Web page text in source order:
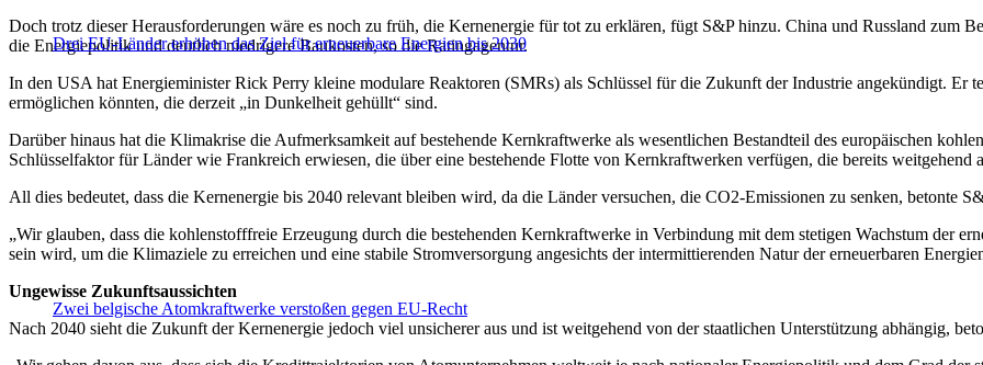
Drei EU-Länder erhöhen das Ziel für erneuerbare Energien bis 2030
Doch trotz dieser Herausforderungen wäre es noch zu früh, die Kernenergie für tot zu erklären, fügt S&P hinzu. China und Russland zum
die Energiepolitik und deutlich niedrigere Baukosten, so die Ratingagentur.
In den USA hat Energieminister Rick Perry kleine modulare Reaktoren (SMRs) als Schlüssel für die Zukunft der Industrie angekündigt. Er
ermöglichen könnten, die derzeit „in Dunkelheit gehüllt“ sind.
Darüber hinaus hat die Klimakrise die Aufmerksamkeit auf bestehende Kernkraftwerke als wesentlichen Bestandteil des europäischen
Schlüsselfaktor für Länder wie Frankreich erwiesen, die über eine bestehende Flotte von Kernkraftwerken verfügen, die bereits weitgehend
All dies bedeutet, dass die Kernenergie bis 2040 relevant bleiben wird, da die Länder versuchen, die CO2-Emissionen zu senken, betonte
„Wir glauben, dass die kohlenstofffreie Erzeugung durch die bestehenden Kernkraftwerke in Verbindung mit dem stetigen Wachstum der
sein wird, um die Klimaziele zu erreichen und eine stabile Stromversorgung angesichts der intermittierenden Natur der erneuerbaren
Zwei belgische Atomkraftwerke verstoßen gegen EU-Recht
Ungewisse Zukunftsaussichten
Nach 2040 sieht die Zukunft der Kernenergie jedoch viel unsicherer aus und ist weitgehend von der staatlichen Unterstützung abhängig,